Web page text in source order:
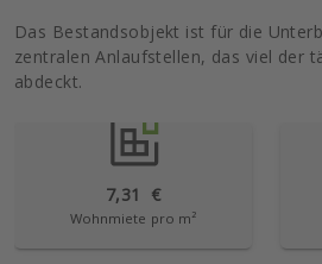
Das Bestandsobjekt ist für die
zentralen Anlaufstellen, das viel der
abdeckt.
7,31 €
Wohnmiete pro m²